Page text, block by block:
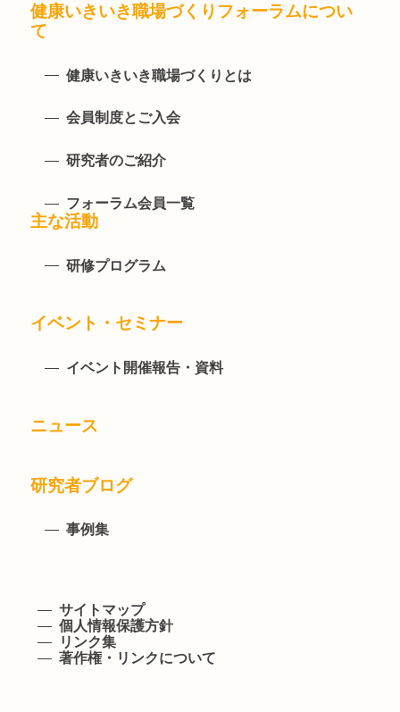
健康いきいき職場づくりフォーラムについ
て
健康いきいき職場づくりとは
会員制度とご入会
研究者のご紹介
フォーラム会員一覧
主な活動
研修プログラム
イベント・セミナー
イベント開催報告・資料
ニュース
研究者ブログ
事例集
サイトマップ
個人情報保護方針
リンク集
著作権・リンクについて